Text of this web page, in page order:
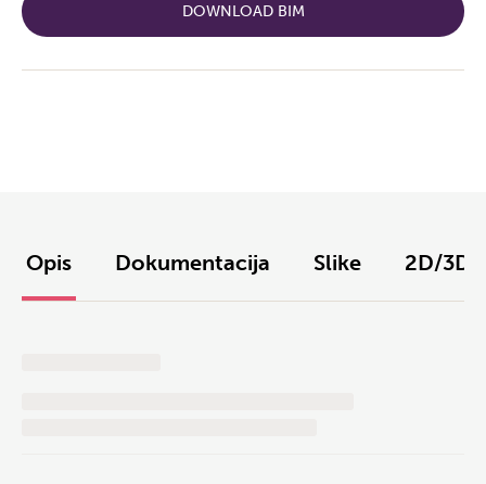
DOWNLOAD BIM
Opis Dokumentacija Slike 2D/3D